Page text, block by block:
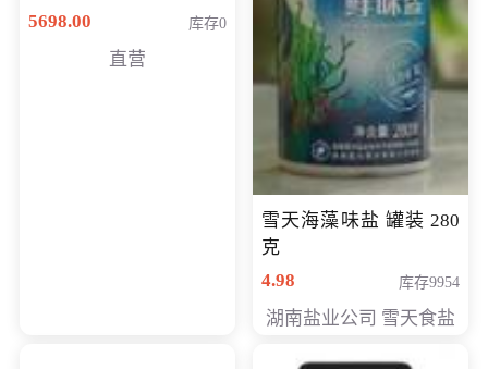
购买价格 4998元
5698.00 库存0
直营
雪天海藻味盐 罐装 280
克
4.98
库存9954
湖南盐业公司 雪天食盐